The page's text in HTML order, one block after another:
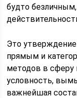
будто
Это
прямым и
методов в сферу
условность,
важнейшая